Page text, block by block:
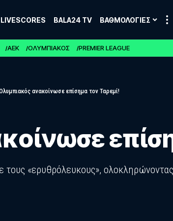
LIVESCORES BALA24 TV ΒΑΘΜΟΛΟΓΙΕΣ
ΑΕΚ ΟΛΥΜΠΙΑΚΟΣ PREMIER LEAGUE
ανακοίνωσε επίσημα τον Ταρεμί!
«ερυθρόλευκους»,